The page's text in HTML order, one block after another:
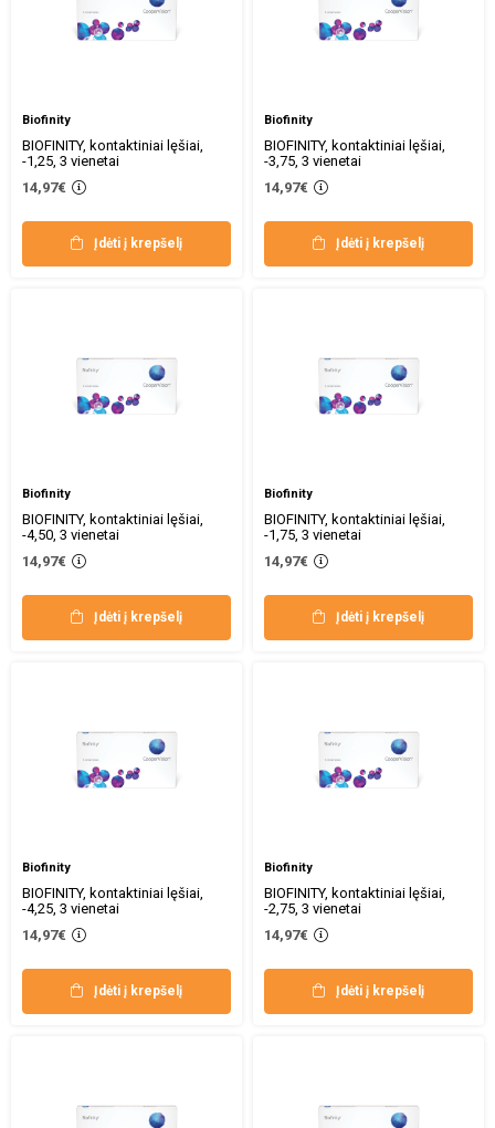
Biofinity
BIOFINITY, kontaktiniai lęšiai,
-1,25, 3 vienetai
14,97€
Įdėti į krepšelį
Biofinity
BIOFINITY, kontaktiniai lęšiai,
-3,75, 3 vienetai
14,97€
Įdėti į krepšelį
Biofinity
BIOFINITY, kontaktiniai lęšiai,
-4,50, 3 vienetai
14,97€
Įdėti į krepšelį
Biofinity
BIOFINITY, kontaktiniai lęšiai,
-1,75, 3 vienetai
14,97€
Įdėti į krepšelį
Biofinity
BIOFINITY, kontaktiniai lęšiai,
-4,25, 3 vienetai
14,97€
Įdėti į krepšelį
Biofinity
BIOFINITY, kontaktiniai lęšiai,
-2,75, 3 vienetai
14,97€
Įdėti į krepšelį